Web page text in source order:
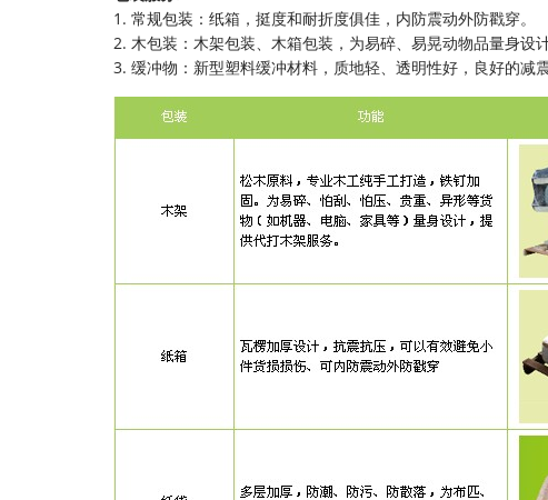
1. 常规包装：纸箱，挺度和耐折度俱佳，内防震动外防戳穿。
2. 木包装：木架包装、木箱包装，为易碎、易晃动物品量身设计
3. 缓冲物：新型塑料缓冲材料，质地轻、透明性好，良好的减震